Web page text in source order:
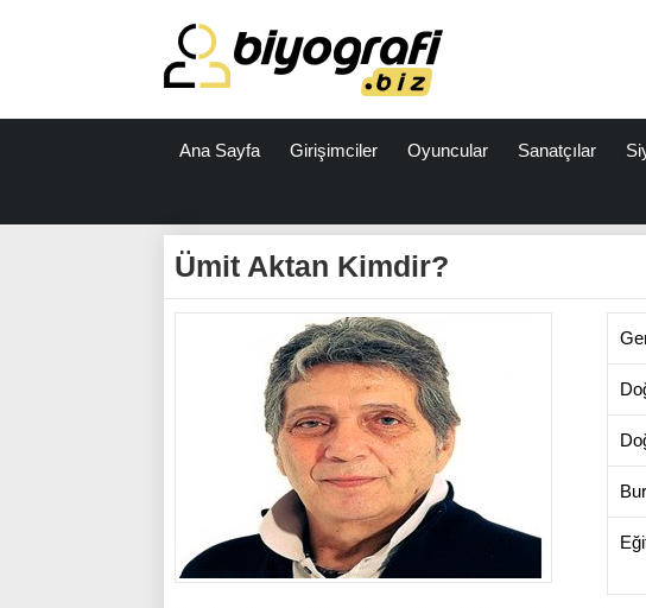
Ana Sayfa Girişimciler Oyuncular Sanatçılar
Ümit Aktan Kimdir?